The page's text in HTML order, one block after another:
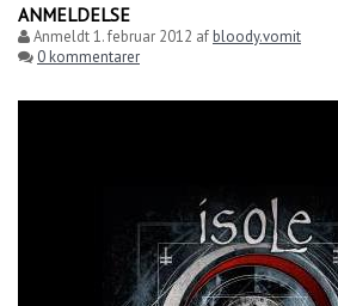
ANMELDELSE
Anmeldt1. februar 2012 afbloody.vomit
0 kommentarer